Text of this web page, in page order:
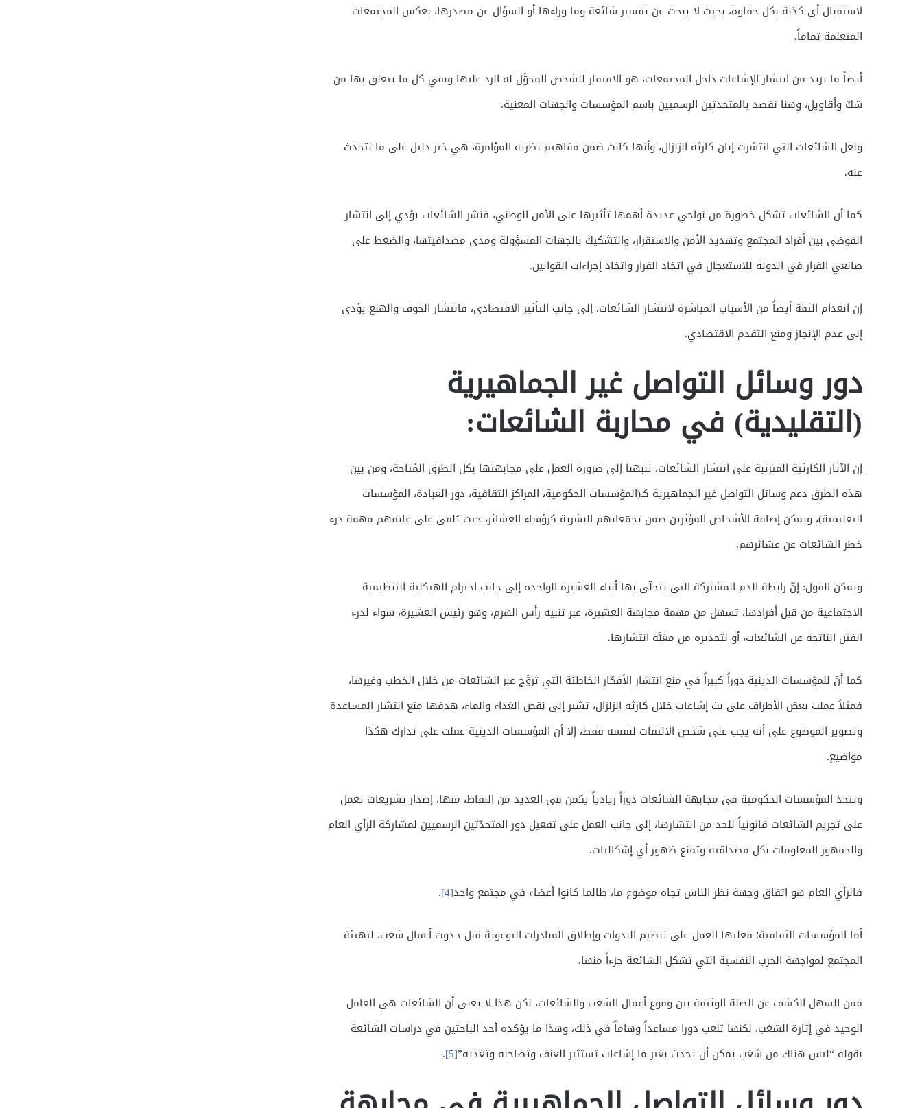
لاستقبال أي كذبة بكل حفاوة، بحيث لا يبحث عن تفسير شائعة وما وراءها أو السؤال عن مصدرها، بعكس المجتمعات
المتعلمة تماماً.
أيضاً ما يزيد من انتشار الإشاعات داخل المجتمعات، هو الافتقار للشخص المخوَّل له الرد عليها ونفي كل ما يتعلق بها من
شكّ وأقاويل، وهنا نقصد بالمتحدثين الرسميين باسم المؤسسات والجهات المعنية.
ولعل الشائعات التي انتشرت إبان كارثة الزلزال، وأنها كانت ضمن مفاهيم نظرية المؤامرة، هي خير دليل على ما نتحدث
عنه.
كما أن الشائعات تشكل خطورة من نواحي عديدة أهمها تأثيرها على الأمن الوطني، فنشر الشائعات يؤدي إلى انتشار
الفوضى بين أفراد المجتمع وتهديد الأمن والاستقرار، والتشكيك بالجهات المسؤولة ومدى مصداقيتها، والضغط على
صانعي القرار في الدولة للاستعجال في اتخاذ القرار واتخاذ إجراءات القوانين.
إن انعدام الثقة أيضاً من الأسباب المباشرة لانتشار الشائعات، إلى جانب التأثير الاقتصادي، فانتشار الخوف والهلع يؤدي
إلى عدم الإنجاز ومنع التقدم الاقتصادي.
دور وسائل التواصل غير الجماهيرية
(التقليدية) في محاربة الشائعات:
إن الآثار الكارثية المترتبة على انتشار الشائعات، تنبهنا إلى ضرورة العمل على مجابهتها بكل الطرق المُتاحة، ومن بين
هذه الطرق دعم وسائل التواصل غير الجماهيرية كـ(المؤسسات الحكومية، المراكز الثقافية، دور العبادة، المؤسسات
التعليمية)، ويمكن إضافة الأشخاص المؤثرين ضمن تجمّعاتهم البشرية كرؤساء العشائر، حيث يُلقى على عاتقهم مهمة درء
خطر الشائعات عن عشائرهم.
ويمكن القول: إنّ رابطة الدم المشتركة التي يتحلّى بها أبناء العشيرة الواحدة إلى جانب احترام الهيكلية التنظيمية
الاجتماعية من قبل أفرادها، تسهل من مهمة مجابهة العشيرة، عبر تنبيه رأس الهرم، وهو رئيس العشيرة، سواء لدرء
الفتن الناتجة عن الشائعات، أو لتحذيره من مغبَّة انتشارها.
كما أنّ للمؤسسات الدينية دوراً كبيراً في منع انتشار الأفكار الخاطئة التي تروَّج عبر الشائعات من خلال الخطب وغيرها،
فمثلاً عملت بعض الأطراف على بث إشاعات خلال كارثة الزلزال، تشير إلى نقص الغذاء والماء، هدفها منع انتشار المساعدة
وتصوير الموضوع على أنه يجب على شخص الالتفات لنفسه فقط، إلا أن المؤسسات الدينية عملت على تدارك هكذا
مواضيع.
وتتخذ المؤسسات الحكومية في مجابهة الشائعات دوراً ريادياً يكمن في العديد من النقاط، منها، إصدار تشريعات تعمل
على تجريم الشائعات قانونياً للحد من انتشارها، إلى جانب العمل على تفعيل دور المتحدّثين الرسميين لمشاركة الرأي العام
والجمهور المعلومات بكل مصداقية وتمنع ظهور أي إشكاليات.
فالرأي العام هو اتفاق وجهة نظر الناس تجاه موضوع ما، طالما كانوا أعضاء في مجتمع واحد[4]
.
أما المؤسسات الثقافية؛ فعليها العمل على تنظيم الندوات وإطلاق المبادرات التوعوية قبل حدوث أعمال شغب، لتهيئة
المجتمع لمواجهة الحرب النفسية التي تشكل الشائعة جزءاً منها.
فمن السهل الكشف عن الصلة الوثيقة بين وقوع أعمال الشغب والشائعات، لكن هذا لا يعني أن الشائعات هي العامل
الوحيد في إثارة الشغب، لكنها تلعب دورا مساعداً وهاماً في ذلك، وهذا ما يؤكده أحد الباحثين في دراسات الشائعة
بقوله “ليس هناك من شغب يمكن أن يحدث بغير ما إشاعات تستثير العنف وتصاحبه وتغذيه”[5]
.